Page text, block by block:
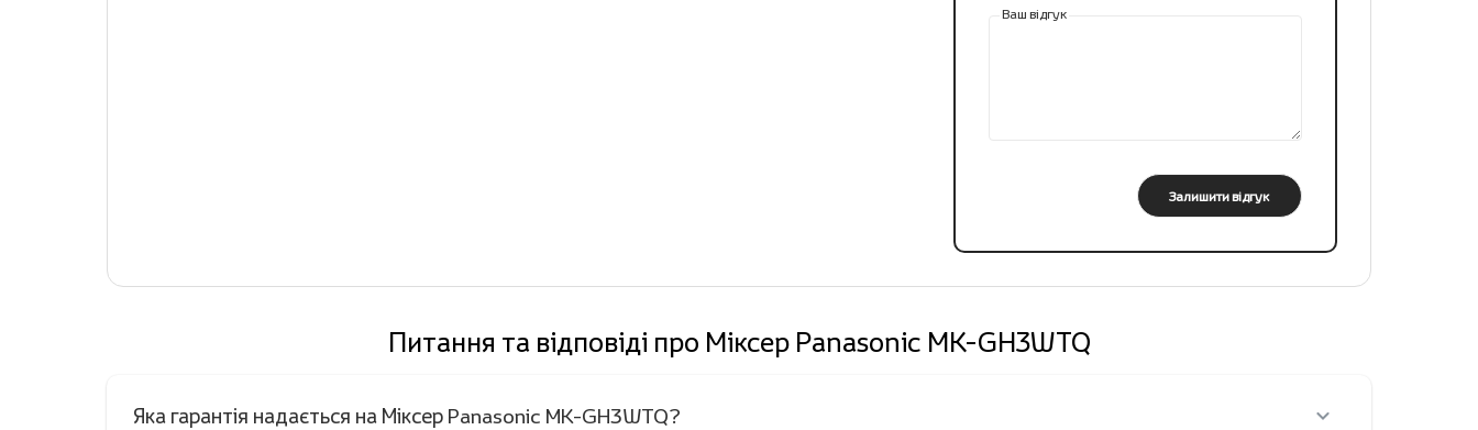
Ваш відгук
Залишити відгук
Питання та відповіді про Міксер Panasonic MK-GH3WTQ
Яка гарантія надається на Міксер Panasonic MK-GH3WTQ?